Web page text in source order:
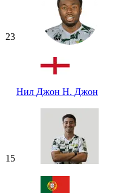
23
Нил Джон Н. Джон
15